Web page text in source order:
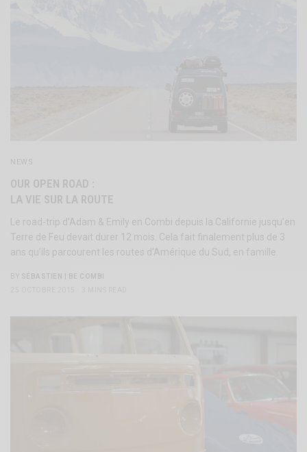
NEWS
OUR OPEN ROAD :
LA VIE SUR LA ROUTE
Le road-trip d’Adam & Emily en Combi depuis la Californie jusqu’en
Terre de Feu devait durer 12 mois. Cela fait finalement plus de 3
ans qu’ils parcourent les routes d’Amérique du Sud, en famille.
BY SÉBASTIEN | BE COMBI